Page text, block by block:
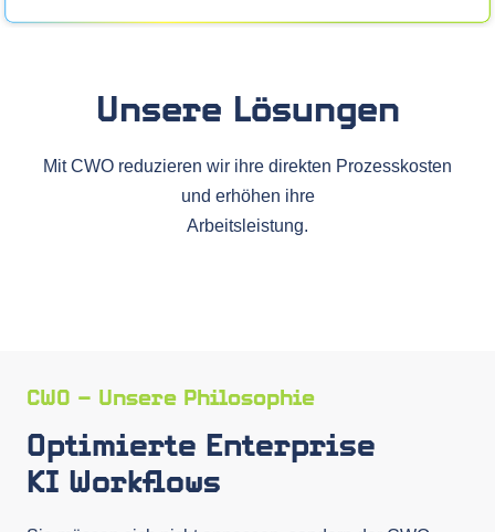
Unsere Lösungen
Mit CWO reduzieren wir ihre direkten Prozesskosten
und erhöhen ihre
Arbeitsleistung.
CWO – Unsere Philosophie
Optimierte Enterprise
KI Workflows